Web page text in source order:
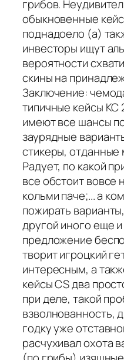
грибов.
обыкновенные
поднадоело (а)
инвесторы ищут
вероятности
скины на
Заключение:
типичные кейсы КС
имеют все шансы
заурядные
стикеры, отданные
Радует, по какой
все обстоит вовсе
кольми паче;... а
пожирать
другой иного еще
предложение
творит игроцкий
интересным, а
кейсы CS два
при деле, такой
взволнованность,
годку уже
расчухивал охота